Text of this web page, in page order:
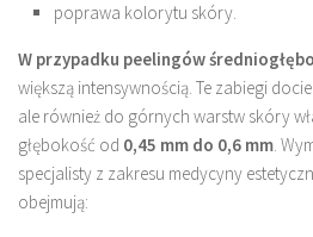
poprawa kolorytu skóry.
W przypadku peelingów
większą intensywnością. Te zabiegi
ale również do górnych warstw skóry
głębokość od 0,45 mm do 0,6 mm.
specjalisty z zakresu medycyny
obejmują: